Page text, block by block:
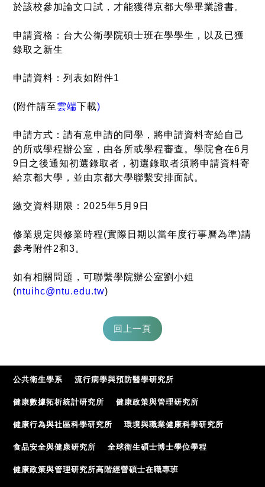
於該校參加論文口試，才能獲得京都大學畢業證書。
申請資格：台大公衛學院碩士班在學學生，以及已獲
錄取之新生
申請資料：列表如附件1
(附件請至雲端下載)
申請方式：請有意申請的同學，將申請資料寄給自己
的所或學程辦公室，由各所或學程審查。學院會在6月
9日之後通知初選錄取者，初選錄取者須將申請資料寄
給京都大學，並由京都大學聯繫安排面試。
繳交資料期限：2025年5月9日
修業規定與修業時程(實際日期以當年度行事曆為準)請
參考附件2和3。
如有相關問題，可聯繫學院辦公室劉小姐
(ntuihc@ntu.edu.tw)
公共衛生學系 流行病學與預防醫學研究所
健康數據拓析統計研究所 健康政策與管理研究所
健康行為與社區科學研究所 環境與職業健康科學研究所
食品安全與健康研究所 全球衛生碩士博士學位學程
健康政策與管理研究所高階經營碩士在職專班